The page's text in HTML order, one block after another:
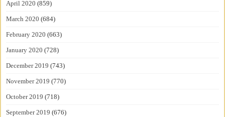
April 2020 (859)
March 2020 (684)
February 2020 (663)
January 2020 (728)
December 2019 (743)
November 2019 (770)
October 2019 (718)
September 2019 (676)